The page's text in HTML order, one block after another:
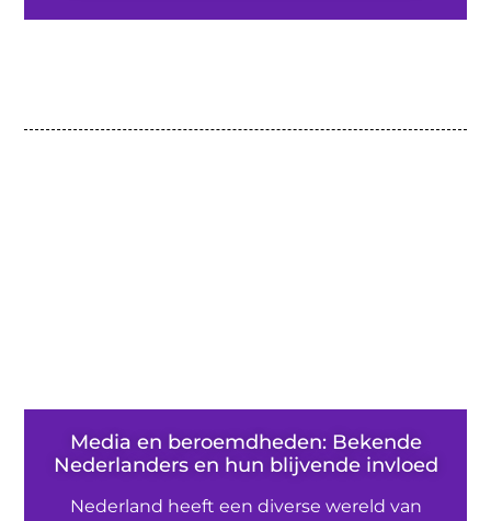
Media en beroemdheden: Bekende
Nederlanders en hun blijvende invloed
Nederland heeft een diverse wereld van